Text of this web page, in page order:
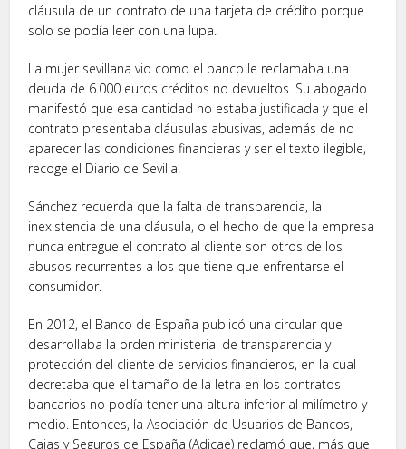
cláusula de un contrato de una tarjeta de crédito porque
solo se podía leer con una lupa.
La mujer sevillana vio como el banco le reclamaba una
deuda de 6.000 euros créditos no devueltos. Su abogado
manifestó que esa cantidad no estaba justificada y que el
contrato presentaba cláusulas abusivas, además de no
aparecer las condiciones financieras y ser el texto ilegible,
recoge el Diario de Sevilla.
Sánchez recuerda que la falta de transparencia, la
inexistencia de una cláusula, o el hecho de que la empresa
nunca entregue el contrato al cliente son otros de los
abusos recurrentes a los que tiene que enfrentarse el
consumidor.
En 2012, el Banco de España publicó una circular que
desarrollaba la orden ministerial de transparencia y
protección del cliente de servicios financieros, en la cual
decretaba que el tamaño de la letra en los contratos
bancarios no podía tener una altura inferior al milímetro y
medio. Entonces, la Asociación de Usuarios de Bancos,
Cajas y Seguros de España (Adicae) reclamó que, más que